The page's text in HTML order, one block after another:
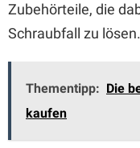
Zubehörteile, die
Schraubfall zu lösen.
Thementipp: Die
kaufen